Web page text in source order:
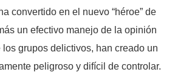
convertido en el nuevo “héroe” de
un efectivo manejo de la opinión
grupos delictivos, han creado un
peligroso y difícil de controlar.